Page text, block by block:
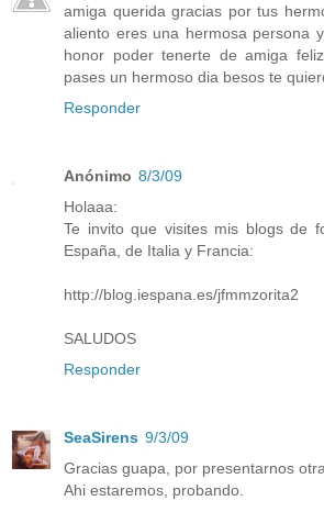
amiga querida gracias por tus
aliento eres una hermosa persona
honor poder tenerte de amiga
pases un hermoso dia besos te
Responder
Anónimo 8/3/09
Holaaa:
Te invito que visites mis blogs de
España, de Italia y Francia:
http://blog.iespana.es/jfmmzorita2
SALUDOS
Responder
SeaSirens 9/3/09
Gracias guapa, por presentarnos
Ahi estaremos, probando.